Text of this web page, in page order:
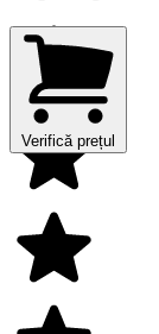
Verifică prețul